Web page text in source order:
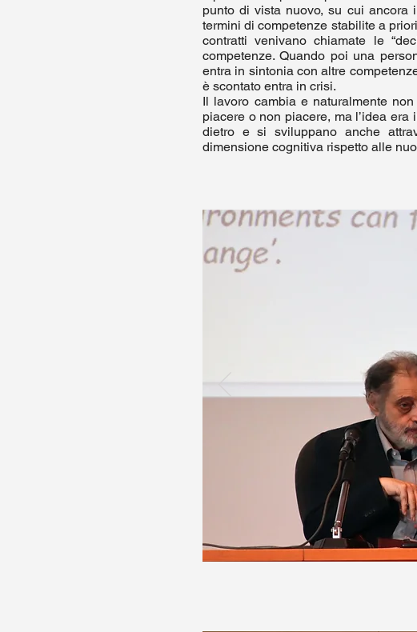
punto di vista nuovo, su cui ancora
termini di competenze stabilite a
contratti venivano chiamate le
competenze. Quando poi una
entra in sintonia con altre
è scontato entra in crisi.
Il lavoro cambia e naturalmente
piacere o non piacere, ma l’idea
dietro e si sviluppano anche
dimensione cognitiva rispetto alle